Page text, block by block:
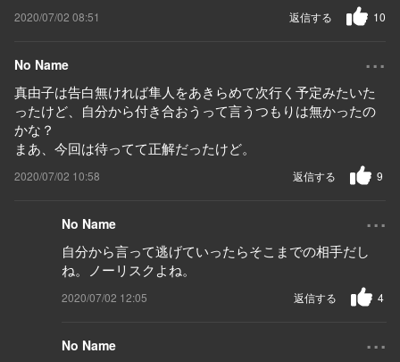
2020/07/02 08:51 10
返信する
No Name ...
真由子は告白無ければ隼人をあきらめて次行く予定みたいた
ったけど、自分から付き合おうって言うつもりは無かったの
かな？
まあ、今回は待ってて正解だったけど。
2020/07/02 10:58 9
返信する
No Name ...
自分から言って逃げていったらそこまでの相手だし
ね。ノーリスクよね。
2020/07/02 12:05 4
返信する
No Name ...